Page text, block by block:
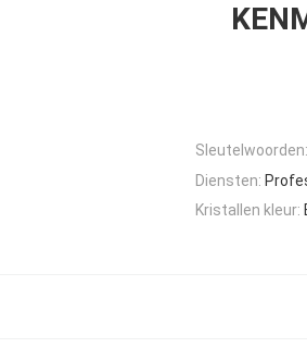
Sleutelwoorden:
Diensten:
Kristallen kleur: